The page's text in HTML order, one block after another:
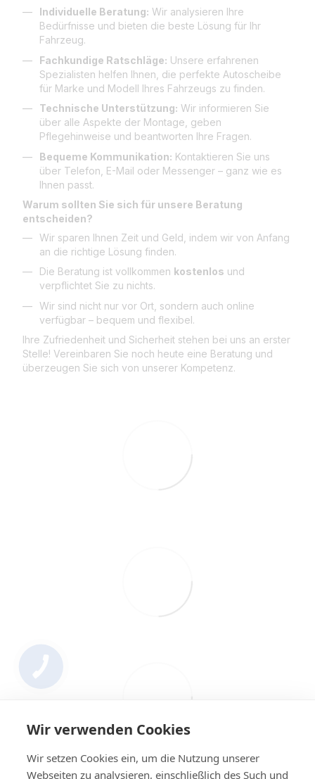
Individuelle Beratung: Wir analysieren Ihre
Bedürfnisse und bieten die beste Lösung für Ihr
Fahrzeug.
Fachkundige Ratschläge: Unsere erfahrenen
Spezialisten helfen Ihnen, die perfekte Autoscheibe
für Marke und Modell Ihres Fahrzeugs zu finden.
Technische Unterstützung: Wir informieren Sie
über alle Aspekte der Montage, geben
Pflegehinweise und beantworten Ihre Fragen.
Bequeme Kommunikation: Kontaktieren Sie uns
über Telefon, E-Mail oder Messenger – ganz wie es
Ihnen passt.
Warum sollten Sie sich für unsere Beratung
entscheiden?
Wir sparen Ihnen Zeit und Geld, indem wir von Anfang
an die richtige Lösung finden.
Die Beratung ist vollkommen kostenlos und
verpflichtet Sie zu nichts.
Wir sind nicht nur vor Ort, sondern auch online
verfügbar – bequem und flexibel.
Ihre Zufriedenheit und Sicherheit stehen bei uns an erster
Stelle! Vereinbaren Sie noch heute eine Beratung und
überzeugen Sie sich von unserer Kompetenz.
Wir verwenden Cookies
Wir setzen Cookies ein, um die Nutzung unserer
Webseiten zu analysieren, einschließlich des Such und